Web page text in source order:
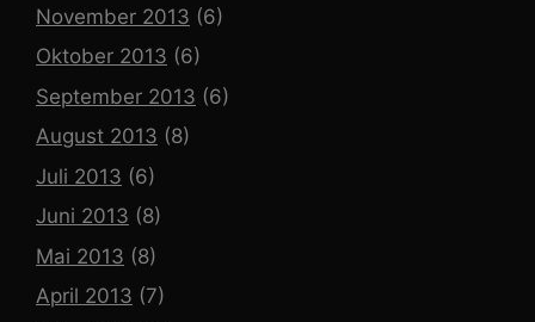
November 2013 (6)
Oktober 2013 (6)
September 2013 (6)
August 2013 (8)
Juli 2013 (6)
Juni 2013 (8)
Mai 2013 (8)
April 2013 (7)